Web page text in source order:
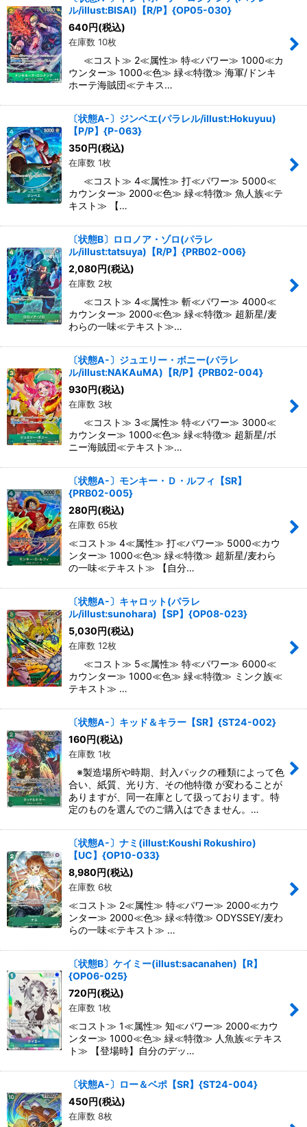
ル/illust:BISAI)【R/P】{OP05-030}
640円(税込)
在庫数 10枚
≪コスト≫ 2≪属性≫ 特≪パワー≫ 1000≪カ
ウンター≫ 1000≪色≫ 緑≪特徴≫ 海軍/ドンキ
ホーテ海賊団≪テキス…
〔状態A-〕ジンベエ(パラレル/illust:Hokuyuu)
【P/P】{P-063}
350円(税込)
在庫数 1枚
≪コスト≫ 4≪属性≫ 打≪パワー≫ 5000≪
カウンター≫ 2000≪色≫ 緑≪特徴≫ 魚人族≪テ
キスト≫ 【…
〔状態B〕ロロノア・ゾロ(パラレ
ル/illust:tatsuya)【R/P】{PRB02-006}
2,080円(税込)
在庫数 2枚
≪コスト≫ 4≪属性≫ 斬≪パワー≫ 4000≪
カウンター≫ 2000≪色≫ 緑≪特徴≫ 超新星/麦
わらの一味≪テキスト≫…
〔状態A-〕ジュエリー・ボニー(パラレ
ル/illust:NAKAuMA)【R/P】{PRB02-004}
930円(税込)
在庫数 3枚
≪コスト≫ 3≪属性≫ 特≪パワー≫ 3000≪
カウンター≫ 1000≪色≫ 緑≪特徴≫ 超新星/ボ
ニー海賊団≪テキスト≫…
〔状態A-〕モンキー・Ｄ・ルフィ【SR】
{PRB02-005}
280円(税込)
在庫数 65枚
≪コスト≫ 4≪属性≫ 打≪パワー≫ 5000≪カウ
ンター≫ 1000≪色≫ 緑≪特徴≫ 超新星/麦わら
の一味≪テキスト≫ 【自分…
〔状態A-〕キャロット(パラレ
ル/illust:sunohara)【SP】{OP08-023}
5,030円(税込)
在庫数 12枚
≪コスト≫ 5≪属性≫ 特≪パワー≫ 6000≪
カウンター≫ 1000≪色≫ 緑≪特徴≫ ミンク族≪
テキスト≫ …
〔状態A-〕キッド＆キラー【SR】{ST24-002}
160円(税込)
在庫数 1枚
※製造場所や時期、封入パックの種類によって色
合い、紙質、光り方、その他特徴 が変わることが
ありますが、同一在庫として扱っております。特
定のものを選んでのご購入はできません。…
〔状態A-〕ナミ(illust:Koushi Rokushiro)
【UC】{OP10-033}
8,980円(税込)
在庫数 6枚
≪コスト≫ 2≪属性≫ 特≪パワー≫ 2000≪カウ
ンター≫ 2000≪色≫ 緑≪特徴≫ ODYSSEY/麦わ
らの一味≪テキスト≫ …
〔状態B〕ケイミー(illust:sacanahen)【R】
{OP06-025}
720円(税込)
在庫数 1枚
≪コスト≫ 1≪属性≫ 知≪パワー≫ 2000≪カウ
ンター≫ 1000≪色≫ 緑≪特徴≫ 人魚族≪テキス
ト≫ 【登場時】自分のデッ…
〔状態A-〕ロー＆ベポ【SR】{ST24-004}
450円(税込)
在庫数 8枚